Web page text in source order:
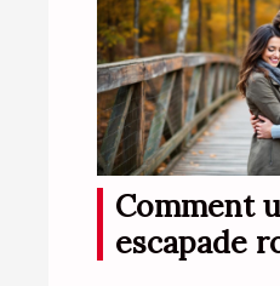
Comment
escapade